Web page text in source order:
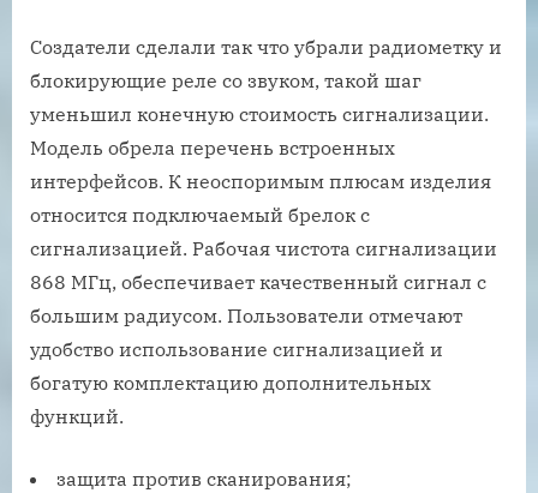
Создатели сделали так что убрали радиометку и
блокирующие реле со звуком, такой шаг
уменьшил конечную стоимость сигнализации.
Модель обрела перечень встроенных
интерфейсов. К неоспоримым плюсам изделия
относится подключаемый брелок с
сигнализацией. Рабочая чистота сигнализации
868 МГц, обеспечивает качественный сигнал с
большим радиусом. Пользователи отмечают
удобство использование сигнализацией и
богатую комплектацию дополнительных
функций.
защита против сканирования;